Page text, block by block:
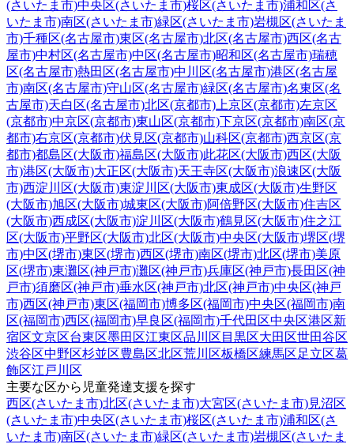
(さいたま市)中央区(さいたま市)桜区(さいたま市)浦和区(さ
いたま市)南区(さいたま市)緑区(さいたま市)岩槻区(さいたま
市)千種区(名古屋市)東区(名古屋市)北区(名古屋市)西区(名古
屋市)中村区(名古屋市)中区(名古屋市)昭和区(名古屋市)瑞穂
区(名古屋市)熱田区(名古屋市)中川区(名古屋市)港区(名古屋
市)南区(名古屋市)守山区(名古屋市)緑区(名古屋市)名東区(名
古屋市)天白区(名古屋市)北区(京都市) 上京区(京都市)左京区
(京都市)中京区(京都市)東山区(京都市)下京区(京都市)南区(京
都市)右京区(京都市)伏見区(京都市)山科区(京都市)西京区(京
都市)都島区(大阪市)福島区(大阪市)此花区(大阪市)西区(大阪
市)港区(大阪市)大正区(大阪市)天王寺区(大阪市)浪速区(大阪
市)西淀川区(大阪市)東淀川区(大阪市)東成区(大阪市)生野区
(大阪市)旭区(大阪市)城東区(大阪市)阿倍野区(大阪市)住吉区
(大阪市)西成区(大阪市)淀川区(大阪市)鶴見区(大阪市)住之江
区(大阪市)平野区(大阪市)北区(大阪市)中央区(大阪市)堺区(堺
市)中区(堺市)東区(堺市)西区(堺市)南区(堺市)北区(堺市)美原
区(堺市)東灘区(神戸市)灘区(神戸市)兵庫区(神戸市)長田区(神
戸市)須磨区(神戸市)垂水区(神戸市)北区(神戸市)中央区(神戸
市)西区(神戸市)東区(福岡市)博多区(福岡市)中央区(福岡市)南
区(福岡市)西区(福岡市)早良区(福岡市)千代田区中央区港区新
宿区文京区台東区墨田区江東区品川区 目黒区大田区世田谷区
渋谷区中野区杉並区豊島区北区荒川区板橋区練馬区足立区葛
飾区江戸川区
主要な区から児童発達支援を探す
西区(さいたま市)北区(さいたま市)大宮区(さいたま市)見沼区
(さいたま市)中央区(さいたま市)桜区(さいたま市)浦和区(さ
いたま市)南区(さいたま市)緑区(さいたま市)岩槻区(さいたま